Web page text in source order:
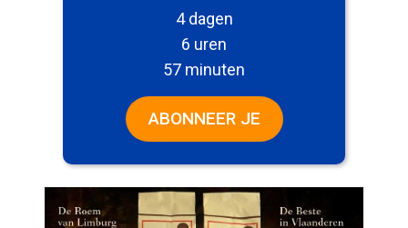
4 dagen
6 uren
57 minuten
ABONNEER JE